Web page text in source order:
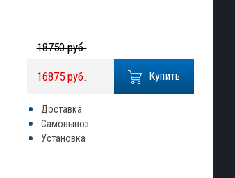
Купить
18750 руб.
16875 руб.
Доставка
Самовывоз
Установка